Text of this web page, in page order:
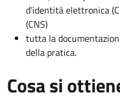
d’identità elettronica
(CNS)
tutta la
della pratica.
Cosa si